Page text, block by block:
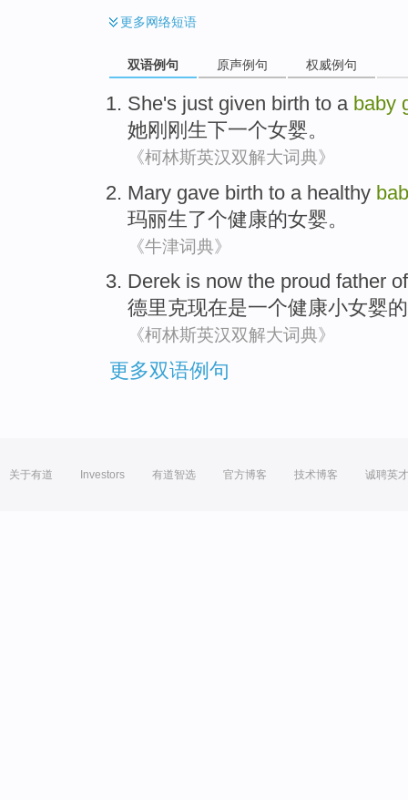
更多网络短语
双语例句 原声例句 权威例句
She's just given birth to a baby
她刚刚 生下一个女婴。
《柯林斯英汉双解大词典》
Mary gave birth to a healthy
玛丽生了个健康的女婴。
《牛津词典》
Derek is now the proud father of
德里克现在是一个健康小女婴的
《柯林斯英汉双解大词典》
更多双语例句
关于有道 Investors 有道智选 官方博客 技术博客 诚聘英才